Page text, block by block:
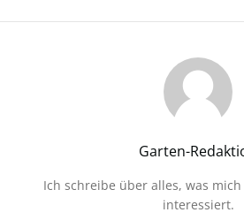
Garten-
Ich schreibe über alles, was
interessiert.